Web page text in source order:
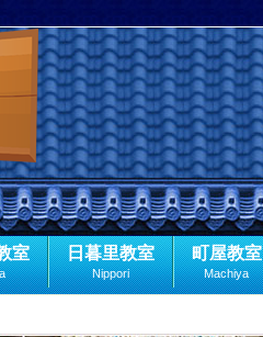
室 日暮里教室
Nippori
町屋教室
Machiya